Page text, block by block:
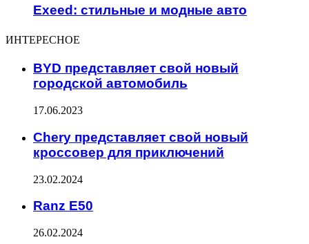
Exeed: стильные и модные авто
ИНТЕРЕСНОЕ
BYD представляет свой новый
городской автомобиль
17.06.2023
Chery представляет свой новый
кроссовер для приключений
23.02.2024
Ranz E50
26.02.2024